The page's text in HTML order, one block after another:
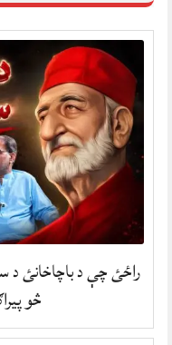
راځئ چې د باچاخانئ د
څو